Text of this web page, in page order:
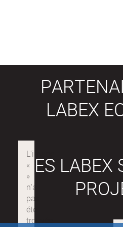
LABEX
LES LABEX